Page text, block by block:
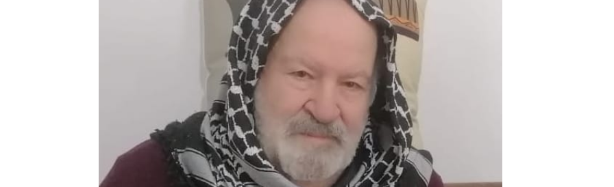
نحو استراتيجيّة للمعارضة السوريّة بشأن التحديات الصّهيونيّة
نوفمبر 27, 2024
قمة الرياض: أقوال تنتظر أفعالاً
نوفمبر 27, 2024
تعيينات ترامب: أنت لا تجني من الشوك العنب!
نوفمبر 27, 2024
ابن بطوطة عند تخوم سيبيريا!
نوفمبر 27, 2024